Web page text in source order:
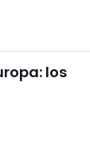
los